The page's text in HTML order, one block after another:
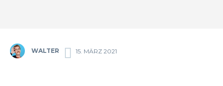
WALTER 15. MÄRZ 2021